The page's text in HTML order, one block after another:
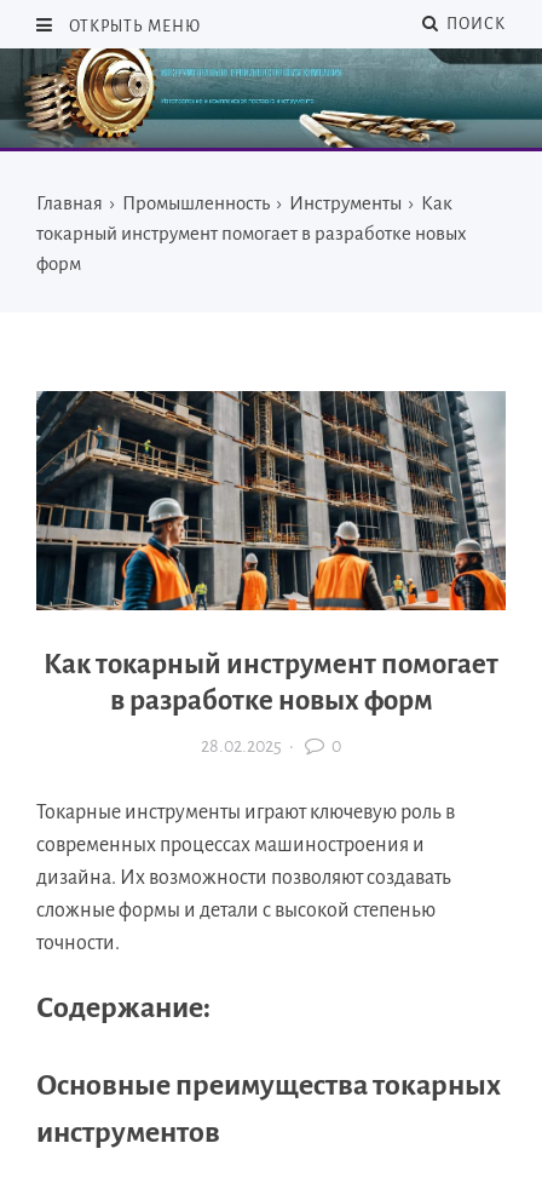
ОТКРЫТЬ МЕНЮ ПОИСК
Главная › Промышленность › Инструменты › Как
токарный инструмент помогает в разработке новых
форм
Как токарный инструмент помогает
в разработке новых форм
28.02.2025 · 0
Токарные инструменты играют ключевую роль в
современных процессах машиностроения и
дизайна. Их возможности позволяют создавать
сложные формы и детали с высокой степенью
точности.
Содержание:
Основные преимущества токарных
инструментов